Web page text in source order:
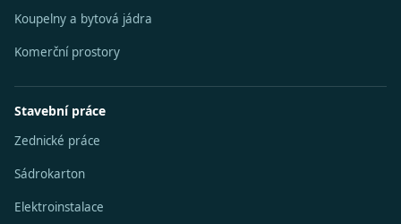
Koupelny a bytová jádra
Komerční prostory
Stavební práce
Zednické práce
Sádrokarton
Elektroinstalace